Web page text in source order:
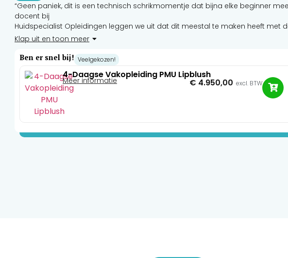
“Geen paniek, dit is een technisch schrikmomentje dat bijna elke beginner
docent bij
Huidspecialist Opleidingen leggen we uit dat dit meestal te maken heeft met
van de armatuur-bar (bij een coil machine) of de interne veer/plunjer (bij een
Klap uit en toon meer
Ben er snel bij! Veelgekozen!
4-Daagse Vakopleiding PMU Lipblush
Meer informatie € 4.950,00 excl. BTW